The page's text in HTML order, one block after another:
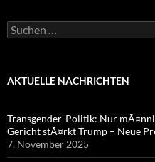
Suchen
nach:
AKTUELLE NACHRICHTEN
Transgender-Politik: Nur
Gericht stÃ¤rkt Trump – Neue
7. November 2025